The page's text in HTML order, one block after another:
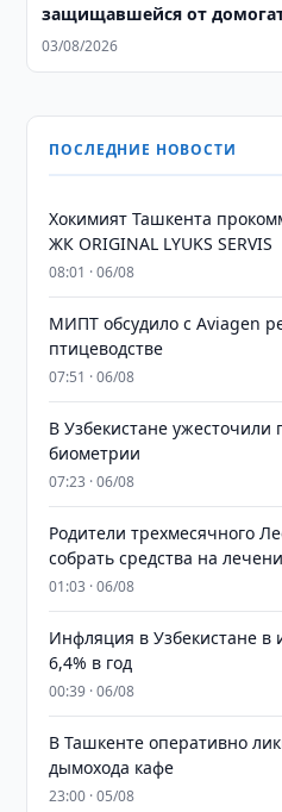
защищавшейся от
тренера
03/08/2026
ПОСЛЕДНИЕ НОВОСТИ
Хокимият Ташкента
ЖК ORIGINAL LYUKS SERVIS
08:01 · 06/08
МИПТ обсудило с Aviagen
птицеводстве
07:51 · 06/08
В Узбекистане ужесточили
биометрии
07:23 · 06/08
Родители трехмесячного
собрать средства на
01:03 · 06/08
Инфляция в Узбекистане в
6,4% в год
00:39 · 06/08
В Ташкенте оперативно
дымохода кафе
23:00 · 05/08